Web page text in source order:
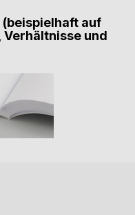
auf
Verhältnisse und